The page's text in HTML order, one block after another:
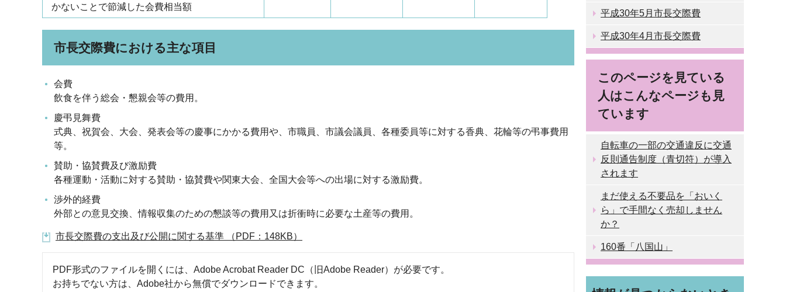
かないことで節減した会費相当額
市長交際費における主な項目
会費
飲食を伴う総会・懇親会等の費用。
慶弔見舞費
式典、祝賀会、大会、発表会等の慶事にかかる費用や、市職員、市議会議員、各種委員等に対する香典、花輪等の弔事費用
等。
賛助・協賛費及び激励費
各種運動・活動に対する賛助・協賛費や関東大会、全国大会等への出場に対する激励費。
渉外的経費
外部との意見交換、情報収集のための懇談等の費用又は折衝時に必要な土産等の費用。
市長交際費の支出及び公開に関する基準 （PDF：148KB）
PDF形式のファイルを開くには、Adobe Acrobat Reader DC（旧Adobe Reader）が必要です。
お持ちでない方は、Adobe社から無償でダウンロードできます。
平成30年5月市長交際費
平成30年4月市長交際費
このページを見ている
人はこんなページも見
ています
自転車の一部の交通違反に交通
反則通告制度（青切符）が導入
されます
まだ使える不要品を「おいく
ら」で手間なく売却しません
か？
160番「八国山」